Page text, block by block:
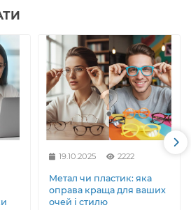
Polaroid.
інтернет-магазин найбільш
сонцезахисних окулярів в
шукайте дешевше. Ми ведемо
Якщо не знаєте, що шукати -
знайдемо модель, відповідну
весь асортимент товару, наш
і порадує.
19.10.2025 2222
Метал чи пластик: яка
оправа краща для ваших
очей і стилю